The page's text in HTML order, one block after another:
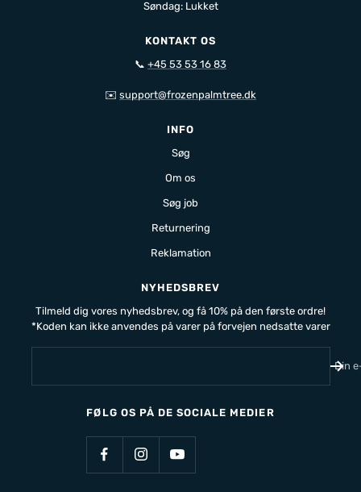
Søndag: Lukket
KONTAKT OS
📞 +45 53 53 16 83
✉️ support@frozenpalmtree.dk
INFO
Søg
Om os
Søg job
Returnering
Reklamation
NYHEDSBREV
Tilmeld dig vores nyhedsbrev, og få 10% på den første ordre!
*Koden kan ikke anvendes på varer på forvejen nedsatte varer
Din
FØLG OS PÅ DE SOCIALE MEDIER